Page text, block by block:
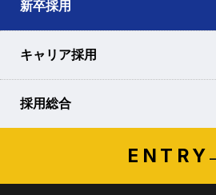
新卒採用
キャリア採用
採用総合
ENTRY